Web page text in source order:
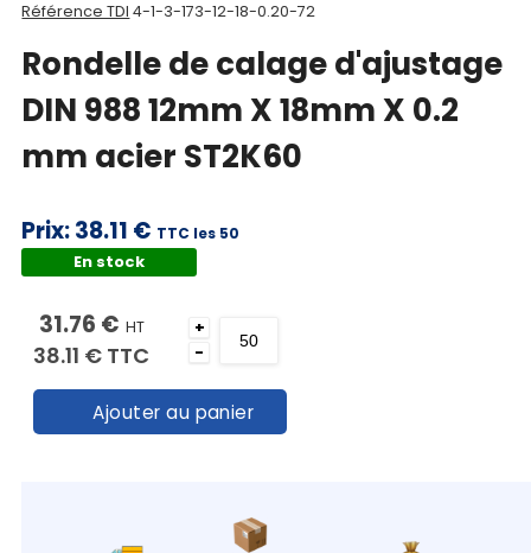
Référence TDI 4-1-3-173-12-18-0.20-72
Rondelle de calage d'ajustage
DIN 988 12mm X 18mm X 0.2
mm acier ST2K60
Prix:38.11 € TTC les 50
En stock
31.76 € HT
38.11 € TTC
+
-
Ajouter au panier